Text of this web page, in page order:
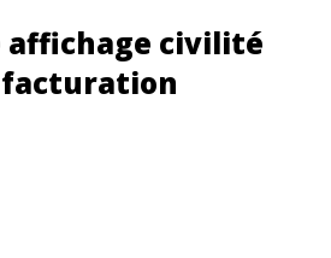
affichage civilité
facturation